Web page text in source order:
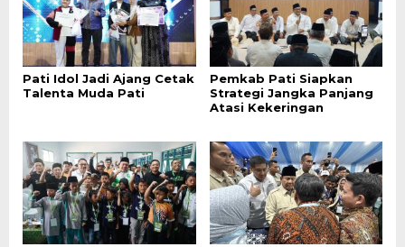
Pati Idol Jadi Ajang Cetak
Talenta Muda Pati
Pemkab Pati Siapkan
Strategi Jangka Panjang
Atasi Kekeringan